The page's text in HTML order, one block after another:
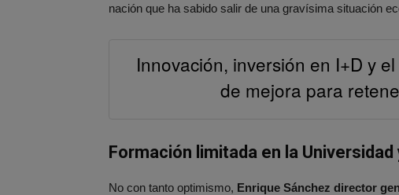
nación que ha sabido salir de una gravísima situación
Innovación, inversión en I+D y
de mejora para
Formación limitada en la Universidad
No con tanto optimismo, Enrique Sánchez director